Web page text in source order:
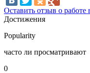
Оставить отзыв о работе
Достижения
Popularity
часто ли просматривают
0